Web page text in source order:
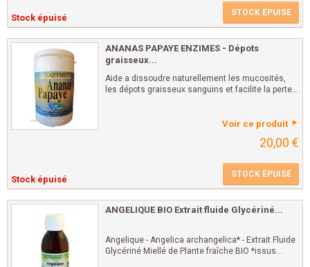
Stock épuisé STOCK ÉPUISÉ
ANANAS PAPAYE ENZIMES - Dépots
graisseux...
Aide a dissoudre naturellement les mucosités,
les dépots graisseux sanguins et facilite la perte...
Voir ce produit
20,00 €
Stock épuisé STOCK ÉPUISÉ
ANGELIQUE BIO Extrait fluide Glycériné...
Angelique - Angelica archangelica* - Extrait Fluide
Glycériné Miellé de Plante fraîche BIO *issus...